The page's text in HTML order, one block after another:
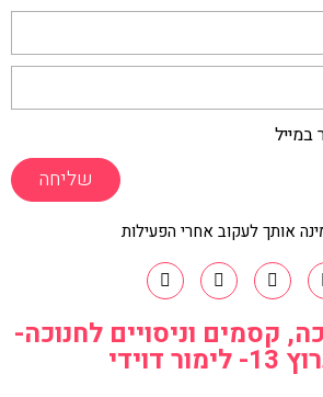
שליחה
אותך לעקוב אחרי הפעילות
קסמים וניסויים לחנוכה-